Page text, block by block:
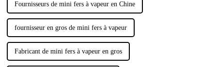
Fournisseurs de mini fers à vapeur en Chine
fournisseur en gros de mini fers à vapeur
Fabricant de mini fers à vapeur en gros